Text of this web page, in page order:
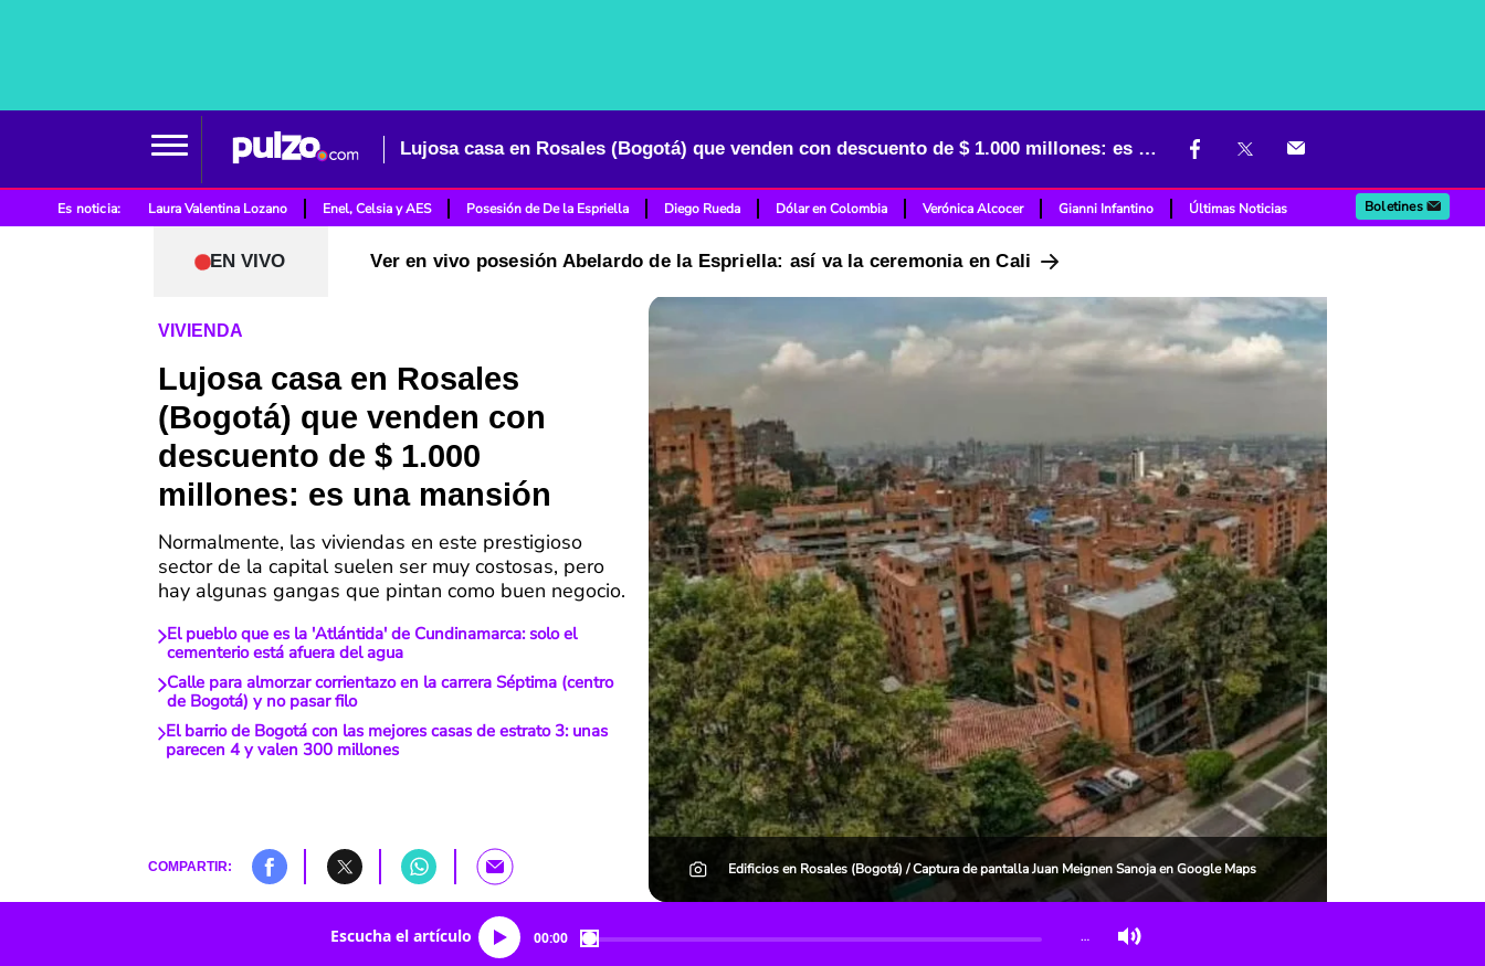
Lujosa casa en Rosales (Bogotá) que venden con descuento de $ 1.000 millones: es una mansión
Es noticia: Laura Valentina Lozano Enel, Celsia y AES Posesión de De la Espriella Diego Rueda Dólar en Colombia Verónica Alcocer Gianni Infantino Últimas Noticias Boletines
EN VIVO Ver en vivo posesión Abelardo de la Espriella: así va la ceremonia en Cali
VIVIENDA
Lujosa casa en Rosales
(Bogotá) que venden con
descuento de $ 1.000
millones: es una mansión
Normalmente, las viviendas en este prestigioso
sector de la capital suelen ser muy costosas, pero
hay algunas gangas que pintan como buen negocio.
El pueblo que es la 'Atlántida' de Cundinamarca: solo el
cementerio está afuera del agua
Calle para almorzar corrientazo en la carrera Séptima (centro
de Bogotá) y no pasar filo
El barrio de Bogotá con las mejores casas de estrato 3: unas
parecen 4 y valen 300 millones
COMPARTIR: Edificios en Rosales (Bogotá) / Captura de pantalla Juan Meignen Sanoja en Google Maps
Escucha el artículo 00:00 …